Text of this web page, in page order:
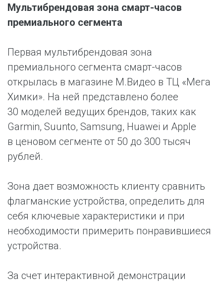
Мультибрендовая зона смарт-часов
премиального сегмента
Первая мультибрендовая зона
премиального сегмента смарт-часов
открылась в магазине М.Видео в ТЦ «Мега
Химки». На ней представлено более
30 моделей ведущих брендов, таких как
Garmin, Suunto, Samsung, Huawei и Apple
в ценовом сегменте от 50 до 300 тысяч
рублей.
Зона дает возможность клиенту сравнить
флагманские устройства, определить для
себя ключевые характеристики и при
необходимости примерить понравившиеся
устройства.
За счет интерактивной демонстрации